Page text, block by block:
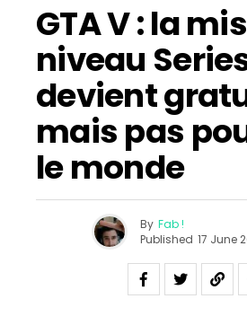
GTA V : la
niveau
devient
mais pas
le monde
By Fab !
Published 17 June